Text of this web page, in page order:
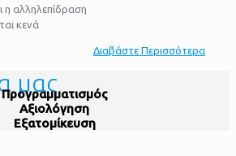
η αλληλεπίδραση
κενά
Διαβάστε Περισσότερα
μας
Προγραμματισμός
Αξιολόγηση
Εξατομίκευση